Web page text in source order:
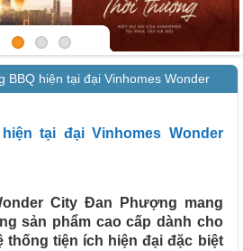
BBQ hiện tại đại Vinhomes Wonder
tại đại Vinhomes Wonder
City Đan Phượng mang
sản phẩm cao cấp dành cho
thống tiện ích hiện đại đặc biệt